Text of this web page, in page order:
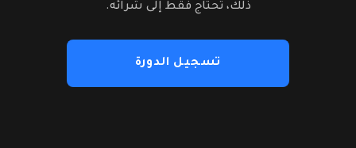
ذلك، تحتاج فقط إلى شرائه.
تسجيل الدورة